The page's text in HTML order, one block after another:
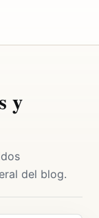
y
del blog.